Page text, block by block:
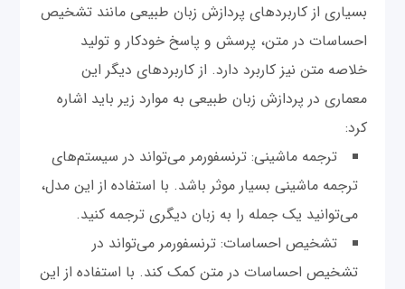
بسیاری از کاربردهای پردازش زبان طبیعی مانند تشخیص
احساسات در متن، پرسش و پاسخ خودکار و تولید
خلاصه متن نیز کاربرد دارد. از کاربردهای دیگر این
معماری در پردازش زبان طبیعی به موارد زیر باید اشاره
کرد:
ترجمه ماشینی: ترنسفورمر می‌تواند در سیستم‌های
ترجمه ماشینی بسیار موثر باشد. با استفاده از این مدل،
می‌توانید یک جمله را به زبان دیگری ترجمه کنید.
تشخیص احساسات: ترنسفورمر می‌تواند در
تشخیص احساسات در متن کمک کند. با استفاده از این